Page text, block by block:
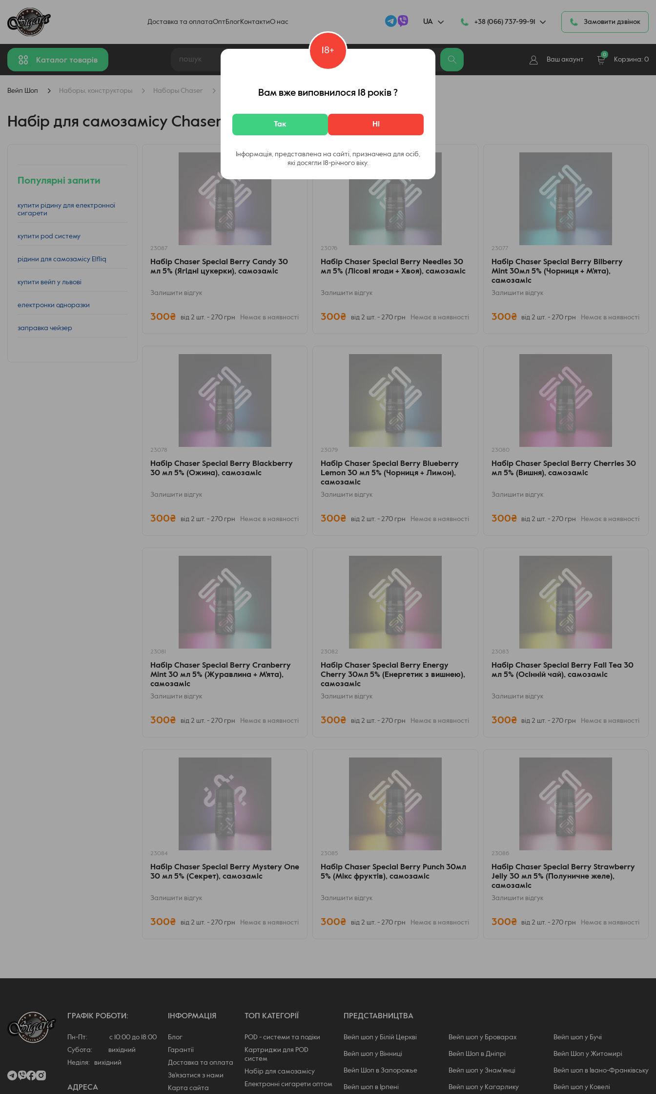
Доставка та оплатаОпт БлогКонтактиО нас UA +38 (066) 737-99-91 Замовити дзвінок
Каталог товарів Ваш акаунт
0
Корзина: 0
Вейп Шоп Наборы, конструкторы Наборы Chaser Набор Chaser Special Berry
Набір для самозамісу Chaser Special Berry
Популярні запити
купити рідину для електронної
сигарети
купити pod систему
рідини для самозамісу Elfliq
купити вейп у львові
електронки одноразки
заправка чейзер
23087
Набір Chaser Special Berry Candy 30
мл 5% (Ягідні цукерки), самозаміс
Залишити відгук
300₴ від 2 шт. - 270 грн Немає в наявності
23076
Набір Chaser Special Berry Needles 30
мл 5% (Лісові ягоди + Хвоя), самозаміс
Залишити відгук
300₴ від 2 шт. - 270 грн Немає в наявності
23077
Набір Chaser Special Berry Bilberry
Mint 30мл 5% (Чорниця + М'ята),
самозаміс
Залишити відгук
300₴ від 2 шт. - 270 грн Немає в наявності
23078
Набір Chaser Special Berry Blackberry
30 мл 5% (Ожина), самозаміс
Залишити відгук
300₴ від 2 шт. - 270 грн Немає в наявності
23079
Набір Chaser Special Berry Blueberry
Lemon 30 мл 5% (Чорниця + Лимон),
самозаміс
Залишити відгук
300₴ від 2 шт. - 270 грн Немає в наявності
23080
Набір Chaser Special Berry Cherries 30
мл 5% (Вишня), самозаміс
Залишити відгук
300₴ від 2 шт. - 270 грн Немає в наявності
23081
Набір Chaser Special Berry Cranberry
Mint 30 мл 5% (Журавлина + М'ята),
самозаміс
Залишити відгук
300₴ від 2 шт. - 270 грн Немає в наявності
23082
Набір Chaser Special Berry Energy
Cherry 30мл 5% (Енергетик з вишнею),
самозаміс
Залишити відгук
300₴ від 2 шт. - 270 грн Немає в наявності
23083
Набір Chaser Special Berry Fall Tea 30
мл 5% (Осінній чай), самозаміс
Залишити відгук
300₴ від 2 шт. - 270 грн Немає в наявності
23084
Набір Chaser Special Berry Mystery One
30 мл 5% (Секрет), самозаміс
Залишити відгук
300₴ від 2 шт. - 270 грн Немає в наявності
23085
Набір Chaser Special Berry Punch 30мл
5% (Мікс фруктів), самозаміс
Залишити відгук
300₴ від 2 шт. - 270 грн Немає в наявності
23086
Набір Chaser Special Berry Strawberry
Jelly 30 мл 5% (Полуничне желе),
самозаміс
Залишити відгук
300₴ від 2 шт. - 270 грн Немає в наявності
ГРАФІК РОБОТИ:
Пн-Пт: с 10:00 до 18:00
Субота: вихідний
Неділя: вихідний
АДРЕСА
ІНФОРМАЦІЯ
Блог
Гарантії
Доставка та оплата
Зв'язатися з нами
Карта сайта
ТОП КАТЕГОРІЇ
POD - системи та подіки
Картриджи для POD
систем
Набір для самозамісу
Електронні сигарети оптом
ПРЕДСТАВНИЦТВА
Вейп шоп у Білій Церкві Вейп шоп у Броварах Вейп шоп у Бучі
Вейп шоп у Вінниці Вейп Шоп в Дніпрі Вейп Шоп у Житомирі
Вейп Шоп в Запорожье Вейп шоп у Знам’янці Вейп шоп в Івано-Франківську
Вейп шоп в Ірпені Вейп шоп у Кагарлику Вейп шоп у Ковелі
18+
Вам вже виповнилося 18 років ?
Так Ні
Інформація, представлена на сайті, призначена для осіб,
які досягли 18-річного віку.